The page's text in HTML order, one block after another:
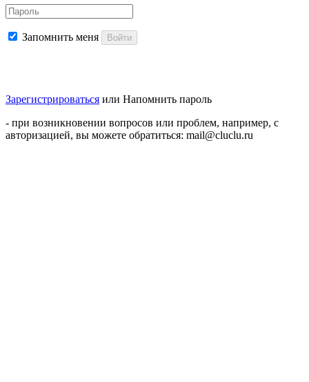
Запомнить меня Войти
Зарегистрироваться или Напомнить пароль
- при возникновении вопросов или проблем, например, с
авторизацией, вы можете обратиться: mail@cluclu.ru